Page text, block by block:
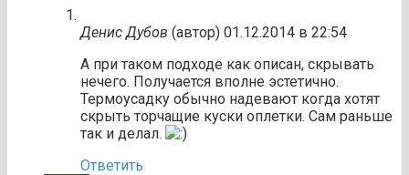
Денис Дубов (автор) 01.12.2014 в 22:54
А при таком подходе как описан, скрывать
нечего. Получается вполне эстетично.
Термоусадку обычно надевают когда хотят
скрыть торчащие куски оплетки. Сам раньше
так и делал.
Ответить